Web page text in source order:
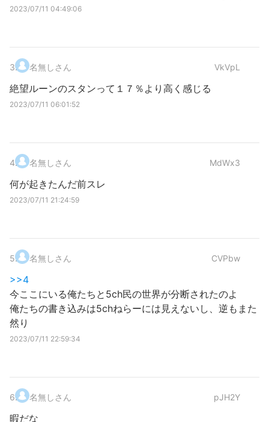
2023/07/11 04:49:06
3. 名無しさん VkVpL
絶望ルーンのスタンって１７％より高く感じる
2023/07/11 06:01:52
4. 名無しさん MdWx3
何が起きたんだ前スレ
2023/07/11 21:24:59
5. 名無しさん CVPbw
>>4
今ここにいる俺たちと5ch民の世界が分断されたのよ
俺たちの書き込みは5chねらーには見えないし、逆もまた
然り
2023/07/11 22:59:34
6. 名無しさん pJH2Y
暇だな